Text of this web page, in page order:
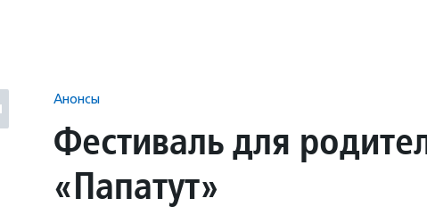
Анонсы
Фестиваль для
«Папатут»